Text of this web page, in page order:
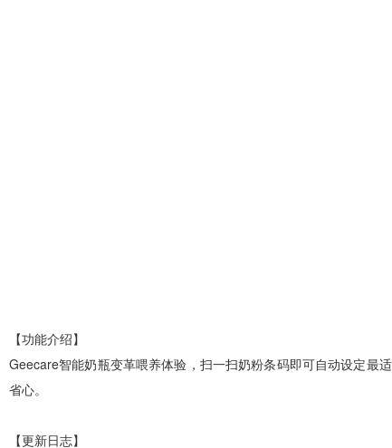
【功能介绍】
Geecare智能奶瓶变革喂养体验，扫一扫奶粉条码即可自动设定最
省心。
【更新日志】